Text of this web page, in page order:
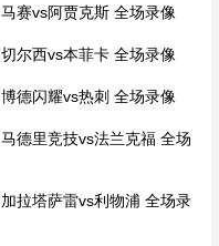
赛vs阿贾克斯 全场录像
尔西vs本菲卡 全场录像
德闪耀vs热刺 全场录像
德里竞技vs法兰克福 全场
拉塔萨雷vs利物浦 全场录